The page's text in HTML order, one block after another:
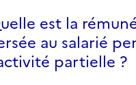
est la
au salarié
partielle ?